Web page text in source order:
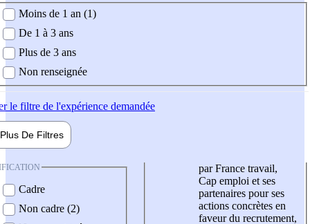
demandée
Moins de 1 an (1)
De 1 à 3 ans
Plus de 3 ans
Non renseignée
le filtre de l'expérience demandée
Plus De Filtres
Cadre
Non cadre (2)
par France travail,
Cap emploi et ses
partenaires pour ses
actions concrètes en
faveur du recrutement,